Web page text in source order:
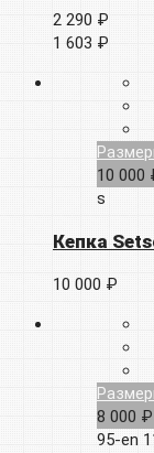
2 290 ₽
1 603 ₽
10 000
s
Кепка
10 000 ₽
8 000 ₽
95-en